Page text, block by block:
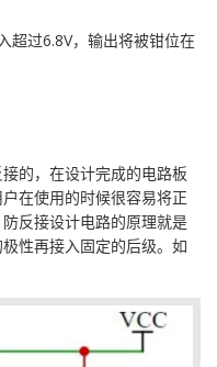
超过6.8V，输出将被钳位在
的，在设计完成的电路板
在使用的时候很容易将正
反接设计电路的原理就是
性再接入固定的后级。如